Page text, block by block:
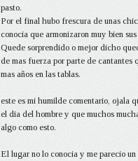
pasto.
Por el final hubo frescura de unas
conocia que armonizaron muy bien
Quede sorprendido o mejor dicho
de mas fuerza por parte de cantantes
mas años en las tablas.
este es mi humilde comentario, ojala
el dia del hombre y que muchos
algo como esto.
El lugar no lo conocia y me parecio